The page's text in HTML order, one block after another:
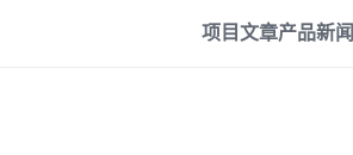
项目文章产品新闻